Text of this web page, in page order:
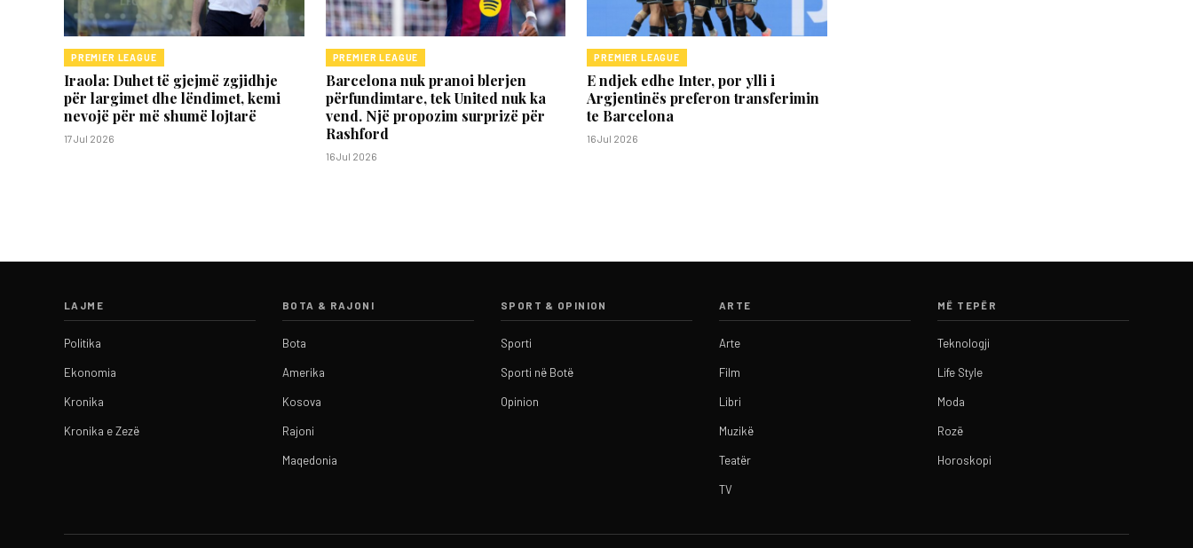
PREMIER LEAGUE
Iraola: Duhet të gjejmë zgjidhje
për largimet dhe lëndimet, kemi
nevojë për më shumë lojtarë
17 Jul 2026
PREMIER LEAGUE
Barcelona nuk pranoi blerjen
përfundimtare, tek United nuk ka
vend. Një propozim surprizë për
Rashford
16 Jul 2026
PREMIER LEAGUE
E ndjek edhe Inter, por ylli i
Argjentinës preferon transferimin
te Barcelona
16 Jul 2026
LAJME
Politika
Ekonomia
Kronika
Kronika e Zezë
BOTA & RAJONI
Bota
Amerika
Kosova
Rajoni
Maqedonia
SPORT & OPINION
Sporti
Sporti në Botë
Opinion
ARTE
Arte
Film
Libri
Muzikë
Teatër
TV
MË TEPËR
Teknologji
Life Style
Moda
Rozë
Horoskopi